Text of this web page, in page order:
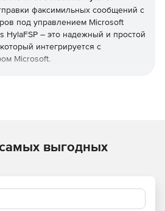
факсимильных сообщений с
под управлением Microsoft
HylaFSP – это надежный и простой
интегрируется с
Microsoft.
книгами Outlook.
самых выгодных